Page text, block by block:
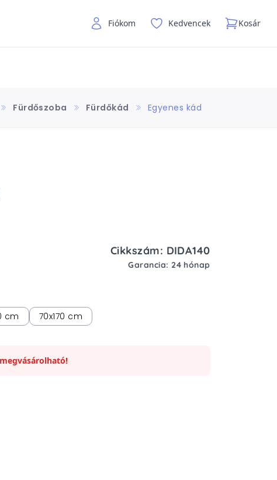
Fiókom Kedvencek Kosár
Fürdőszoba Fürdőkád Egyenes kád
Cikkszám: DIDA140
Garancia: 24 hónap
cm 70x170 cm